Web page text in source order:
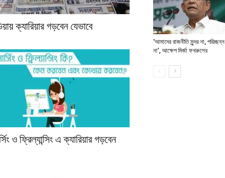
ক্যারিয়ার গড়বেন যেভাবে
ও ফ্রিল্যান্সিং এ ক্যারিয়ার গড়বেন
‘আমাদের রাজনীতি সুন্দর না, পরিচ্ছন্ন
না’, আক্ষেপ মির্জা ফখরুলের